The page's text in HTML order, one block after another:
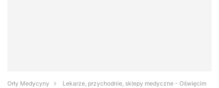
Orły Medycyny
Lekarze, przychodnie, sklepy medyczne - Oświęcim